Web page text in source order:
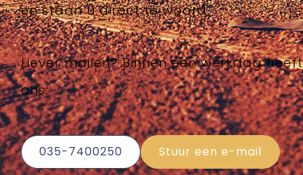
en staan u direct te woord.
Liever mailen? Binnen een werkdag
ons.
035-7400250 Stuur een e-mail